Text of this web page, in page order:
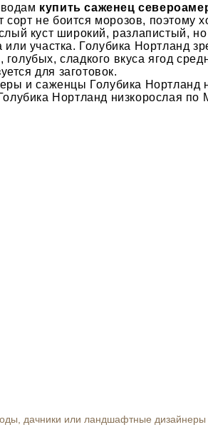
купить саженец
сорт не боится морозов, поэтому
куст широкий, разлапистый,
участка. Голубика Нортланд
сладкого вкуса ягод
для заготовок.
и саженцы Голубика Нортланд
Нортланд низкорослая по
дачники или ландшафтные дизайнеры